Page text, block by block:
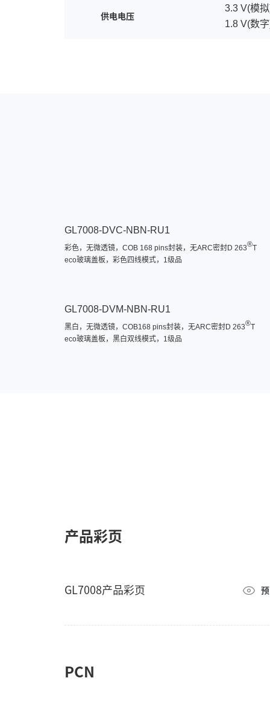
供电电压
3.3 V(模
1.8 V(数
GL7008-DVC-NBN-RU1
彩色，无微透镜，COB 168 pins封装，无ARC密封D 263®T
eco玻璃盖板，彩色四线模式，1级品
GL7008-DVM-NBN-RU1
黑白，无微透镜，COB168 pins封装，无ARC密封D 263®T
eco玻璃盖板，黑白双线模式，1级品
产品彩页
GL7008产品彩页
PCN